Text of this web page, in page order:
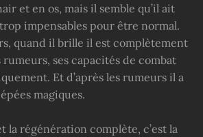
et en os, mais il semble qu’il ait
impensables pour être normal.
quand il brille il est complètement
rumeurs, ses capacités de combat
Et d’après les rumeurs il a
magiques.
la régénération complète, c’est la